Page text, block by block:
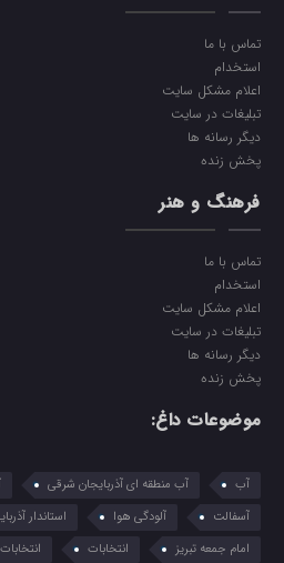
تماس با ما
استخدام
اعلام مشکل سایت
تبلیغات در سایت
دیگر رسانه ها
پخش زنده
فرهنگ و هنر
تماس با ما
استخدام
اعلام مشکل سایت
تبلیغات در سایت
دیگر رسانه ها
پخش زنده
موضوعات داغ:
آب آب منطقه ای آذربایجان شرقی
آسفالت
آلودگی هوا
استاندار
امام جمعه تبریز
انتخابات انتخابات 1402